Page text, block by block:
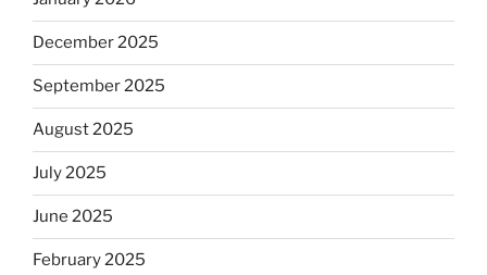
December 2025
September 2025
August 2025
July 2025
June 2025
February 2025